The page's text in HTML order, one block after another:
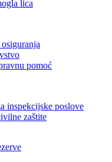
lica
pomoć
inspekcijske poslove
zaštite